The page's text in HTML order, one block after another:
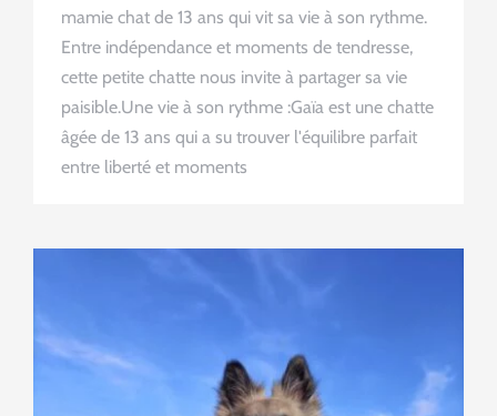
mamie chat de 13 ans qui vit sa vie à son rythme.
Entre indépendance et moments de tendresse,
cette petite chatte nous invite à partager sa vie
paisible.Une vie à son rythme :Gaïa est une chatte
âgée de 13 ans qui a su trouver l'équilibre parfait
entre liberté et moments